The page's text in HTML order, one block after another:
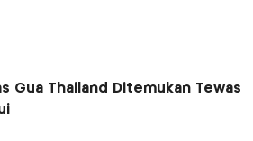
Gua Thailand Ditemukan Tewas